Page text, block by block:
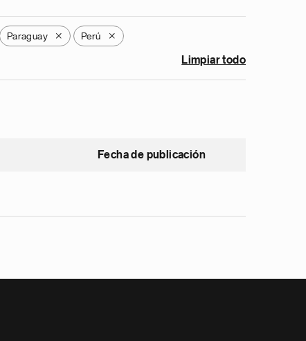
Paraguay X Perú X
Limpiar todo
Fecha de publicación